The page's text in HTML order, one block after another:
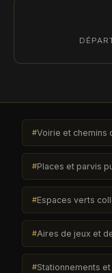
Voirie et chemins
Places et parvis
Espaces verts
Aires de jeux et
Stationnements